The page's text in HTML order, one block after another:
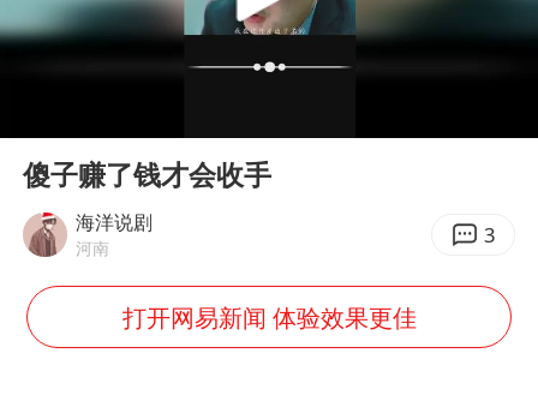
改名后的“青海拉面”店
女子开一天一夜空调后二氧化碳中毒
97岁英国奶奶飞上天再破吉尼斯纪录
Play
傻子赚了钱才会收手
海洋说剧
河南 3
打开网易新闻 体验效果更佳